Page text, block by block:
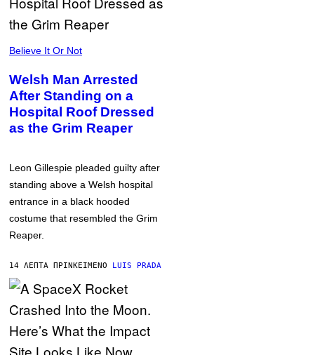
Believe It Or Not
Welsh Man Arrested
After Standing on a
Hospital Roof Dressed
as the Grim Reaper
Leon Gillespie pleaded guilty after
standing above a Welsh hospital
entrance in a black hooded
costume that resembled the Grim
Reaper.
14 ΛΕΠΤΆ ΠΡΙΝΚΕΊΜΕΝΟ LUIS PRADA